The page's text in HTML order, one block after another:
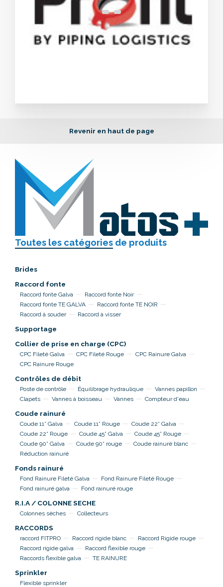
Revenir en haut de page
Toutes les catégories de produits
Brides
Raccord fonte
Raccord fonte Galva
Raccord fonte Noir
Raccord fonte TE GALVA
Raccord fonte TE NOIR
Raccord à souder
Raccord à visser
Supportage
Collier de prise en charge (CPC)
CPC Fileté Galva CPC Fileté Rouge
CPC Rainure Galva
CPC Rainure Rouge
Contrôles de débit
Poste de contrôle Équilibrage hydraulique
Vannes papillon
Clapets
Vannes à boisseau Vannes Compteur d'eau
Coude rainuré
Coude 11° Galva Coude 11° Rouge
Coude 22° Galva
Coude 22° Rouge
Coude 45° Galva
Coude 45° Rouge
Coude 90° Galva
Coude 90° rouge
Coude rainuré blanc
Réduction rainuré
Fonds rainuré
Fond Rainure Fileté Galva
Fond Rainure Fileté Rouge
Fond rainuré galva
Fond rainuré rouge
R.I.A / COLONNE SECHE
Colonnes sèches Collecteurs
RACCORDS
raccord FITPRO Raccord rigide blanc
Raccord Rigide rouge
Raccord rigide galva
Raccord flexible rouge
Raccords flexible galva
TE RAINURE
Sprinkler
Flexible sprinkler